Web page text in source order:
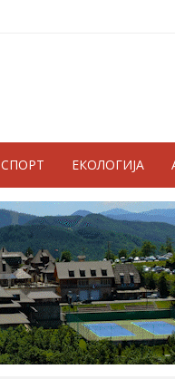
СПОРТ ЕКОЛОГИЈА